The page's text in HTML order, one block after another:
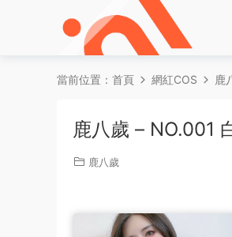
當前位置： 首頁 網紅COS 鹿
鹿八歲 – NO.001
鹿八歲